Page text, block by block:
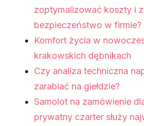
zoptymalizować koszty i
bezpieczeństwo w firmie?
Komfort życia w
krakowskich dębnikach
Czy analiza techniczna
zarabiać na giełdzie?
Samolot na zamówienie
prywatny czarter służy